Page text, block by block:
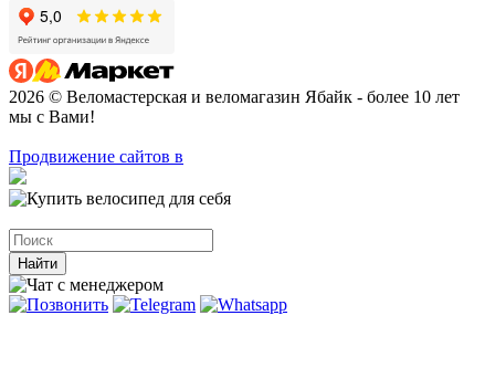
2026 © Веломастерская и веломагазин Ябайк - более 10 лет
мы с Вами!
Продвижение сайтов в
Найти